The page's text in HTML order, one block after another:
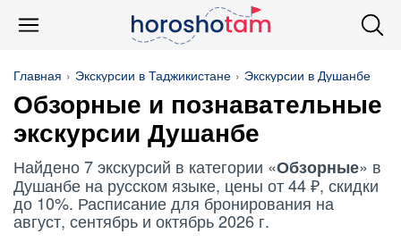
Главная Экскурсии в Таджикистане Экскурсии в Душанбе
Обзорные и познавательные
экскурсии Душанбе
Найдено 7 экскурсий в категории «Обзорные» в
Душанбе на русском языке, цены от 44 ₽, скидки
до 10%. Расписание для бронирования на
август, сентябрь и октябрь 2026 г.